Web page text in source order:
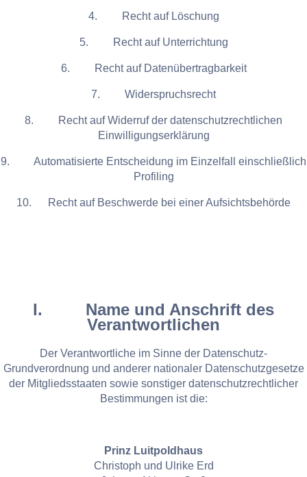
4. Recht auf Löschung
5. Recht auf Unterrichtung
6. Recht auf Datenübertragbarkeit
7. Widerspruchsrecht
8. Recht auf Widerruf der datenschutzrechtlichen
Einwilligungserklärung
9. Automatisierte Entscheidung im Einzelfall einschließlich
Profiling
10. Recht auf Beschwerde bei einer Aufsichtsbehörde
I. Name und Anschrift des
Verantwortlichen
Der Verantwortliche im Sinne der Datenschutz-
Grundverordnung und anderer nationaler Datenschutzgesetze
der Mitgliedsstaaten sowie sonstiger datenschutzrechtlicher
Bestimmungen ist die:
Prinz Luitpoldhaus
Christoph und Ulrike Erd